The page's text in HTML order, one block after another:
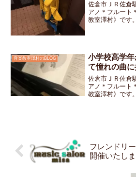
佐倉市ＪＲ佐倉
アノ＊フルート
教室澤村》です
音楽教室澤村のBLOG
小学校高学
て憧れの曲
佐倉市ＪＲ佐倉
アノ＊フルート
教室澤村》です
フレンドリ
開催いたしま